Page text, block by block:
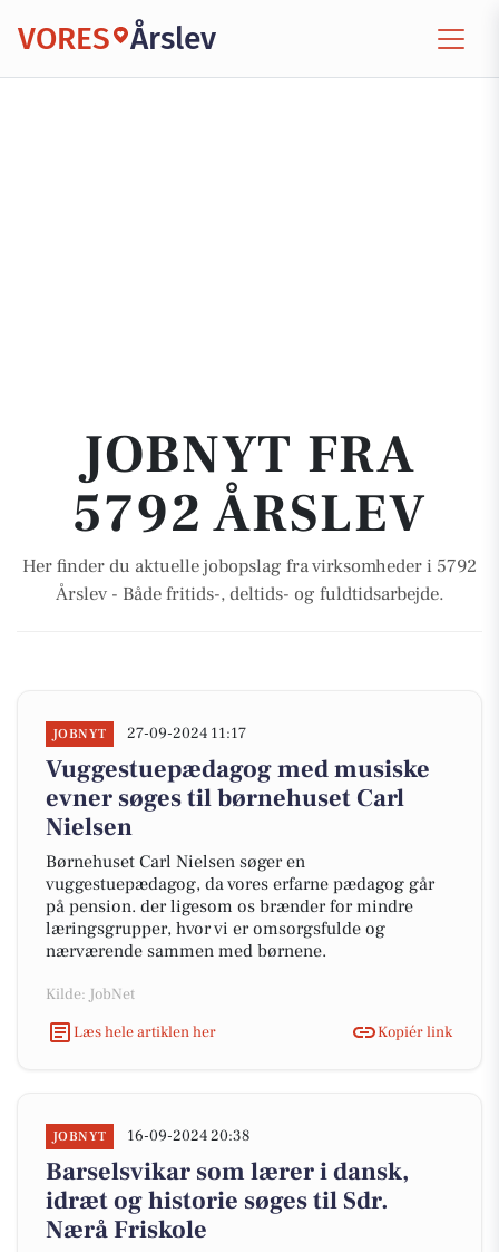
VORES Årslev
JOBNYT FRA
5792 ÅRSLEV
Her finder du aktuelle jobopslag fra virksomheder i 5792
Årslev - Både fritids-, deltids- og fuldtidsarbejde.
JOBNYT 27-09-2024 11:17
Vuggestuepædagog med musiske
evner søges til børnehuset Carl
Nielsen
Børnehuset Carl Nielsen søger en
vuggestuepædagog, da vores erfarne pædagog går
på pension. der ligesom os brænder for mindre
læringsgrupper, hvor vi er omsorgsfulde og
nærværende sammen med børnene.
Kilde: JobNet
Læs hele artiklen her
Kopiér link
JOBNYT 16-09-2024 20:38
Barselsvikar som lærer i dansk,
idræt og historie søges til Sdr.
Nærå Friskole